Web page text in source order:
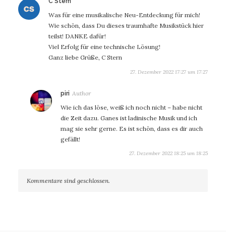
Was für eine musikalische Neu-Entdeckung für mich!
Wie schön, dass Du dieses traumhafte Musikstück hier
teilst! DANKE dafür!
Viel Erfolg für eine technische Lösung!
Ganz liebe Grüße, C Stern
27. Dezember 2022 17:27 um 17:27
piri sagt:
Wie ich das löse, weiß ich noch nicht – habe nicht
die Zeit dazu. Ganes ist ladinische Musik und ich
mag sie sehr gerne. Es ist schön, dass es dir auch
gefällt!
27. Dezember 2022 18:25 um 18:25
Kommentare sind geschlossen.